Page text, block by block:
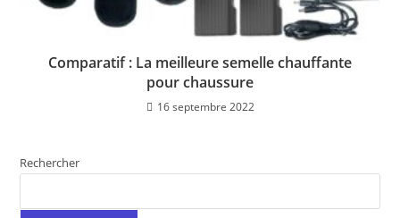
Comparatif : La meilleure semelle chauffante
pour chaussure
16 septembre 2022
Rechercher